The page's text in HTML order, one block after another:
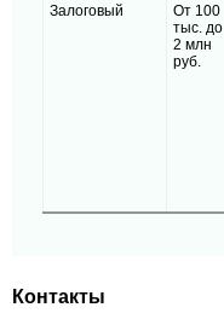
Залоговый
От 100
тыс. до
2 млн
руб.
Контакты